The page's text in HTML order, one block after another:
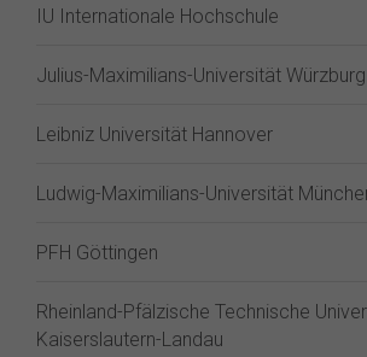
IU Internationale Hochschule
Julius-Maximilians-Universität Würzburg
Leibniz Universität Hannover
Ludwig-Maximilians-Universität
PFH Göttingen
Rheinland-Pfälzische Technische
Kaiserslautern-Landau